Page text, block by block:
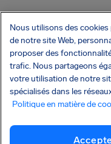
Politique de
Nous utilisons des
de notre site Web,
proposer des
trafic. Nous partageons
votre utilisation de notre
spécialisés dans les
Politique en matière de